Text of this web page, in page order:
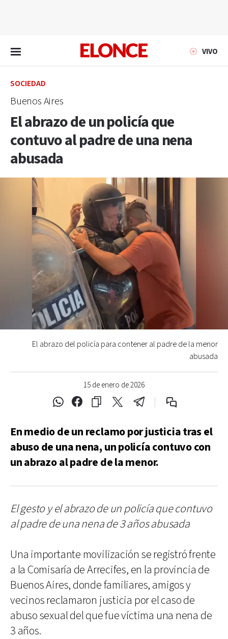
VIVO
SOCIEDAD
Buenos Aires
El abrazo de un policía que
contuvo al padre de una nena
abusada
15 de enero de 2026
El abrazo del policía para contener al padre de la menor
abusada
En medio de un reclamo por justicia tras el
abuso de una nena, un policía contuvo con
un abrazo al padre de la menor.
El gesto y el abrazo de un policía que contuvo
al padre de una nena de 3 años abusada
Una importante movilización se registró frente
a la Comisaría de Arrecifes, en la provincia de
Buenos Aires, donde familiares, amigos y
vecinos reclamaron justicia por el caso de
abuso sexual del que fue víctima una nena de
3 años.